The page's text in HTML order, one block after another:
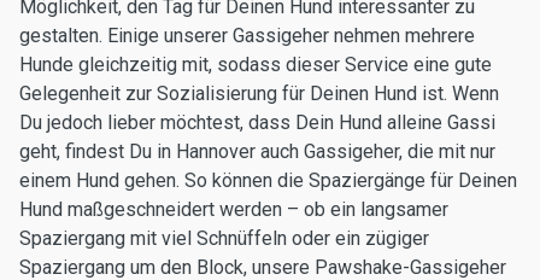
Möglichkeit, den Tag für Deinen Hund interessanter zu
gestalten. Einige unserer Gassigeher nehmen mehrere
Hunde gleichzeitig mit, sodass dieser Service eine gute
Gelegenheit zur Sozialisierung für Deinen Hund ist. Wenn
Du jedoch lieber möchtest, dass Dein Hund alleine Gassi
geht, findest Du in Hannover auch Gassigeher, die mit nur
einem Hund gehen. So können die Spaziergänge für Deinen
Hund maßgeschneidert werden – ob ein langsamer
Spaziergang mit viel Schnüffeln oder ein zügiger
Spaziergang um den Block, unsere Pawshake-Gassigeher